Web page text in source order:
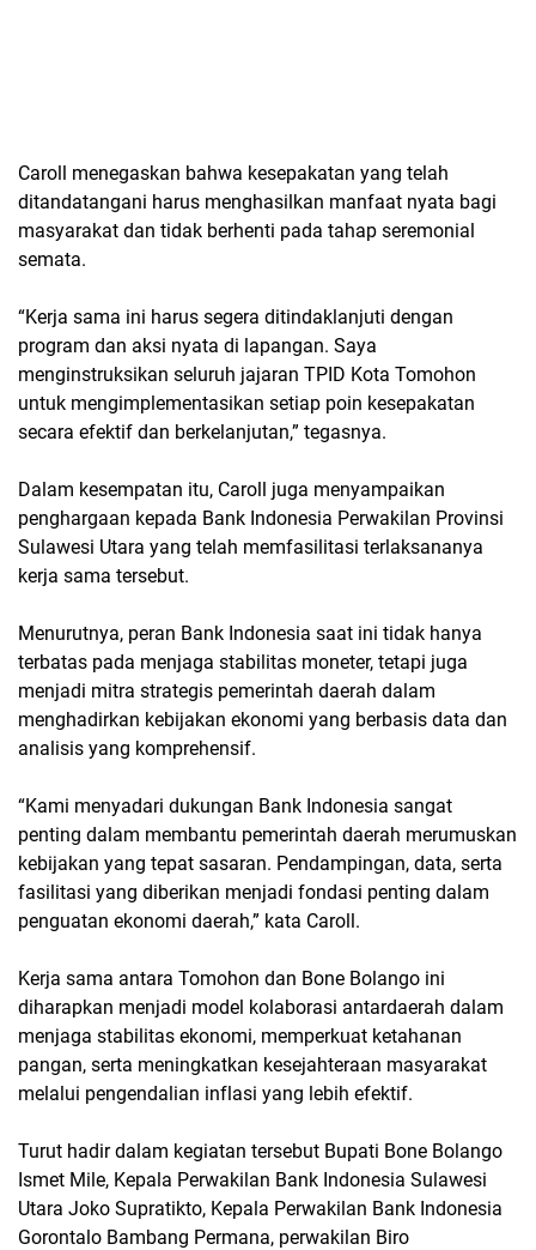
Caroll menegaskan bahwa kesepakatan yang telah
ditandatangani harus menghasilkan manfaat nyata bagi
masyarakat dan tidak berhenti pada tahap seremonial
semata.
“Kerja sama ini harus segera ditindaklanjuti dengan
program dan aksi nyata di lapangan. Saya
menginstruksikan seluruh jajaran TPID Kota Tomohon
untuk mengimplementasikan setiap poin kesepakatan
secara efektif dan berkelanjutan,” tegasnya.
Dalam kesempatan itu, Caroll juga menyampaikan
penghargaan kepada Bank Indonesia Perwakilan Provinsi
Sulawesi Utara yang telah memfasilitasi terlaksananya
kerja sama tersebut.
Menurutnya, peran Bank Indonesia saat ini tidak hanya
terbatas pada menjaga stabilitas moneter, tetapi juga
menjadi mitra strategis pemerintah daerah dalam
menghadirkan kebijakan ekonomi yang berbasis data dan
analisis yang komprehensif.
“Kami menyadari dukungan Bank Indonesia sangat
penting dalam membantu pemerintah daerah merumuskan
kebijakan yang tepat sasaran. Pendampingan, data, serta
fasilitasi yang diberikan menjadi fondasi penting dalam
penguatan ekonomi daerah,” kata Caroll.
Kerja sama antara Tomohon dan Bone Bolango ini
diharapkan menjadi model kolaborasi antardaerah dalam
menjaga stabilitas ekonomi, memperkuat ketahanan
pangan, serta meningkatkan kesejahteraan masyarakat
melalui pengendalian inflasi yang lebih efektif.
Turut hadir dalam kegiatan tersebut Bupati Bone Bolango
Ismet Mile, Kepala Perwakilan Bank Indonesia Sulawesi
Utara Joko Supratikto, Kepala Perwakilan Bank Indonesia
Gorontalo Bambang Permana, perwakilan Biro